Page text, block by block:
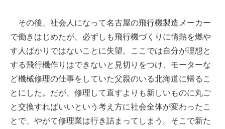
その後、社会人になって名古屋の飛行機製造メーカー
で働きはじめたが、必ずしも飛行機づくりに情熱を燃や
す人ばかりではないことに失望。ここでは自分が理想と
する飛行機作りはできないと見切りをつけ、モーターな
ど機械修理の仕事をしていた父親のいる北海道に帰るこ
とにした。だが、修理して直すよりも新しいものに丸ご
と交換すればいいという考え方に社会全体が変わったこ
とで、やがて修理業は行き詰まってしまう。そこで新た